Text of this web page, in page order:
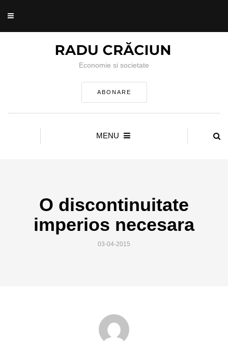
Economie si societate
ABONARE
MENU
O discontinuitate
imperios necesara
03-04-2015